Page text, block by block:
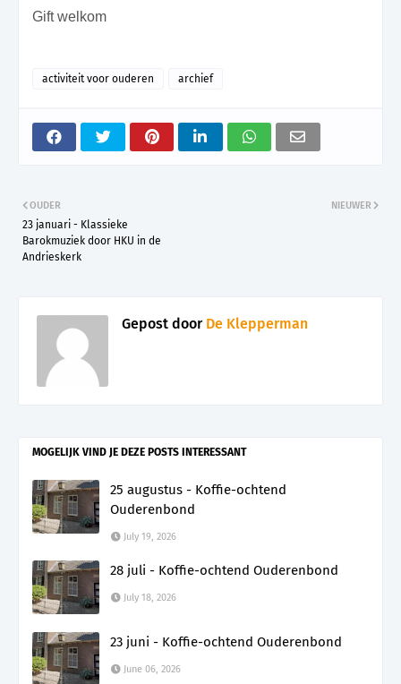
Gift welkom
activiteit voor ouderen archief
NIEUWER
OUDER
23 januari - Klassieke
Barokmuziek door HKU in de
Andrieskerk
Gepost doorDe Klepperman
MOGELIJK VIND JE DEZE POSTS INTERESSANT
25 augustus - Koffie-ochtend
Ouderenbond
July 19, 2026
28 juli - Koffie-ochtend Ouderenbond
July 18, 2026
23 juni - Koffie-ochtend Ouderenbond
June 06, 2026